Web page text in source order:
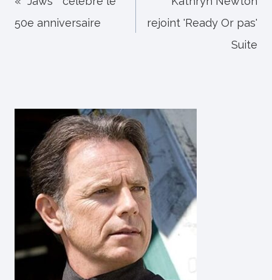
l’article
50e anniversaire
rejoint 'Ready Or pas'
Suite